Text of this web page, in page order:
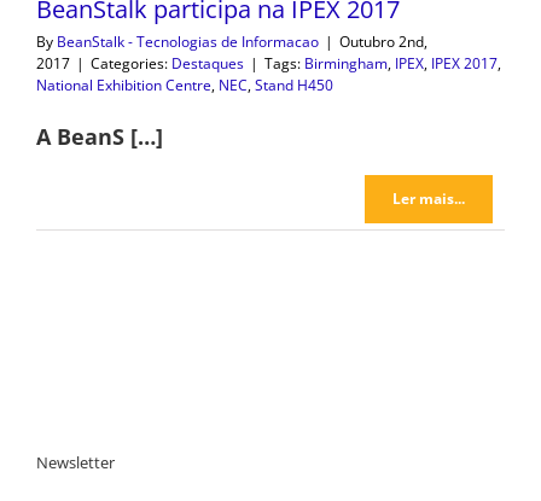
BeanStalk participa na IPEX 2017
By BeanStalk - Tecnologias de Informacao | Outubro 2nd,
2017 | Categories: Destaques | Tags: Birmingham, IPEX, IPEX 2017,
National Exhibition Centre, NEC,Stand H450
A BeanS […]
Ler mais...
Newsletter